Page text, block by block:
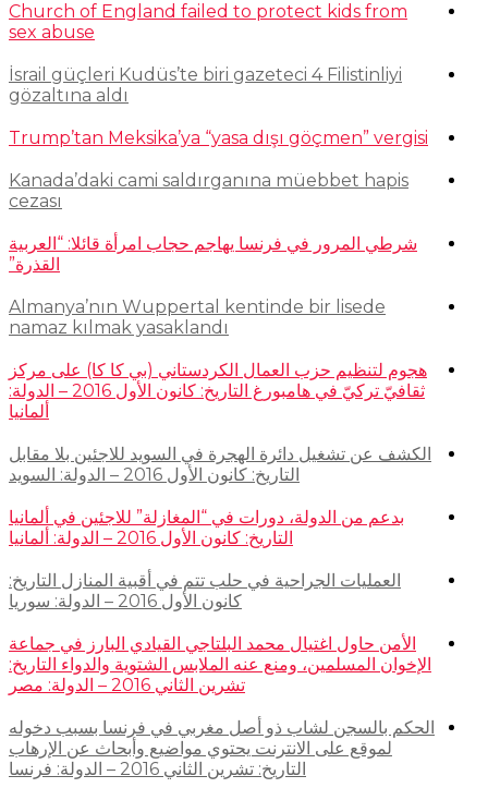
Church of England failed to protect kids from
sex abuse
İsrail güçleri Kudüs’te biri gazeteci 4 Filistinliyi
gözaltına aldı
Trump’tan Meksika’ya “yasa dışı göçmen” vergisi
Kanada’daki cami saldırganına müebbet hapis
cezası
شرطي المرور في فرنسا يهاجم حجاب امرأة قائلا: “العربية
القذرة”
Almanya’nın Wuppertal kentinde bir lisede
namaz kılmak yasaklandı
هجوم لتنظيم حزب العمال الكردستاني (بي كا كا) على مركز
ثقافيّ تركيّ في هامبورغ التاريخ: كانون الأول 2016 – الدولة:
ألمانيا
الكشف عن تشغيل دائرة الهجرة في السويد للاجئين بلا مقابل
التاريخ: كانون الأول 2016 – الدولة: السويد
بدعم من الدولة، دورات في “المغازلة” للاجئين في ألمانيا
التاريخ: كانون الأول 2016 – الدولة: ألمانيا
العمليات الجراحية في حلب تتم في أقبية المنازل التاريخ:
كانون الأول 2016 – الدولة: سوريا
الأمن حاول اغتيال محمد البلتاجي القيادي البارز في جماعة
الإخوان المسلمين، ومنع عنه الملابس الشتوية والدواء التاريخ:
تشرين الثاني 2016 – الدولة: مصر
الحكم بالسجن لشاب ذو أصل مغربي في فرنسا بسبب دخوله
لموقع على الانترنت يحتوي مواضيع وأبحاث عن الإرهاب
التاريخ: تشرين الثاني 2016 – الدولة: فرنسا